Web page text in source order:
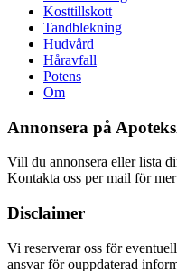
Kosttillskott
Tandblekning
Hudvård
Håravfall
Potens
Om
Annonsera på
Vill du annonsera eller lista
Kontakta oss per mail för
Disclaimer
Vi reserverar oss för
ansvar för ouppdaterad